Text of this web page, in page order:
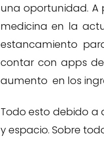
una oportunidad. A
medicina en la
estancamiento
contar con apps
aumento en los
Todo esto debido a
y espacio. Sobre